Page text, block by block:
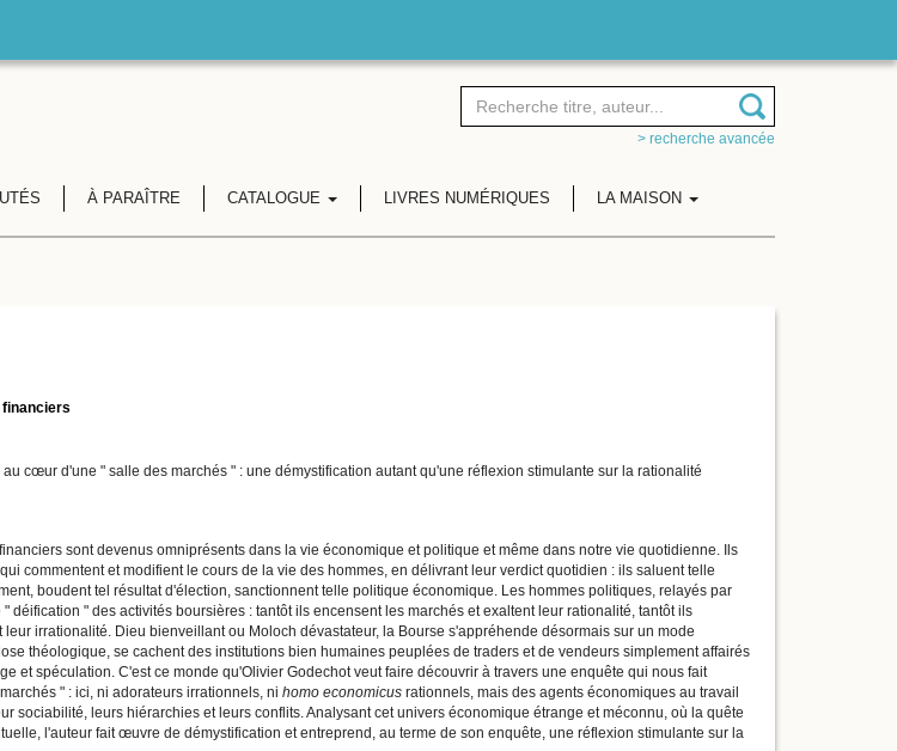
> recherche avancée
À PARAÎTRE CATALOGUE LIVRES NUMÉRIQUES LA MAISON
cœur d'une " salle des marchés " : une démystification autant qu'une réflexion stimulante sur la rationalité
sont devenus omniprésents dans la vie économique et politique et même dans notre vie quotidienne. Ils
commentent et modifient le cours de la vie des hommes, en délivrant leur verdict quotidien : ils saluent telle
boudent tel résultat d'élection, sanctionnent telle politique économique. Les hommes politiques, relayés par
déification " des activités boursières : tantôt ils encensent les marchés et exaltent leur rationalité, tantôt ils
irrationalité. Dieu bienveillant ou Moloch dévastateur, la Bourse s'appréhende désormais sur un mode
théologique, se cachent des institutions bien humaines peuplées de traders et de vendeurs simplement affairés
et spéculation. C'est ce monde qu'Olivier Godechot veut faire découvrir à travers une enquête qui nous fait
" : ici, ni adorateurs irrationnels, ni homo economicus rationnels, mais des agents économiques au travail
sociabilité, leurs hiérarchies et leurs conflits. Analysant cet univers économique étrange et méconnu, où la quête
l'auteur fait œuvre de démystification et entreprend, au terme de son enquête, une réflexion stimulante sur la